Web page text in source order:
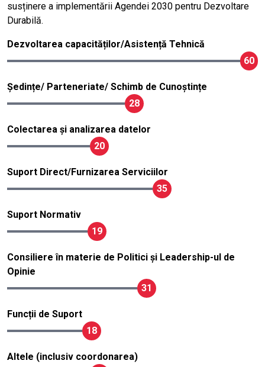
susținere a implementării Agendei 2030 pentru Dezvoltare
Durabilă.
Dezvoltarea capacităților/Asistență Tehnică
60
Ședințe/ Parteneriate/ Schimb de Cunoștințe
28
Colectarea și analizarea datelor
20
Suport Direct/Furnizarea Serviciilor
35
Suport Normativ
19
Consiliere în materie de Politici și Leadership-ul de
Opinie
31
Funcții de Suport
18
Altele (inclusiv coordonarea)